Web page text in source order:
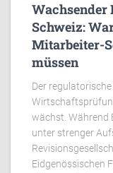
Schweiz:
Mitarbeiter-
müssen
Der
wächst. Während
unter strenger
Eidgenössischen